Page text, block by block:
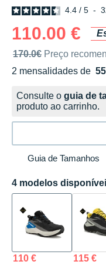
4.4 / 5 -
110.00 €
Preço de venda
170.0€ Preço
2 mensalidades de
sem custos
Consulte o guia de
produto ao carrinho.
Guia de Tamanhos
4 modelos
110 € 115 €